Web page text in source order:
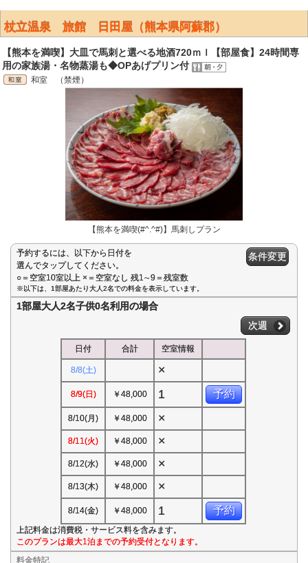
杖立温泉 旅館 日田屋（熊本県阿蘇郡）
【熊本を満喫】大皿で馬刺と選べる地酒720ｍｌ【部屋食】24時間専
用の家族湯・名物蒸湯も◆OPあげプリン付
和室 （禁煙）
【熊本を満喫(#^.^#)】馬刺しプラン
予約するには、以下から日付を
選んでタップしてください。
○＝空室10室以上 ×＝空室なし 残1∼9＝残室数
条件変更
※以下は、1部屋あたり大人2名での料金を表示しています。
1部屋大人2名子供0名利用の場合
次週
日付 合計 空室情報
8/8(土) ×
8/9(日) ￥48,000 1 予約
8/10(月) ￥48,000 ×
8/11(火) ￥48,000 ×
8/12(水) ￥48,000 ×
8/13(木) ￥48,000 ×
8/14(金) ￥48,000 1 予約
上記料金は消費税・サービス料を含みます。
このプランは最大1泊までの予約受付となります。
料金特記